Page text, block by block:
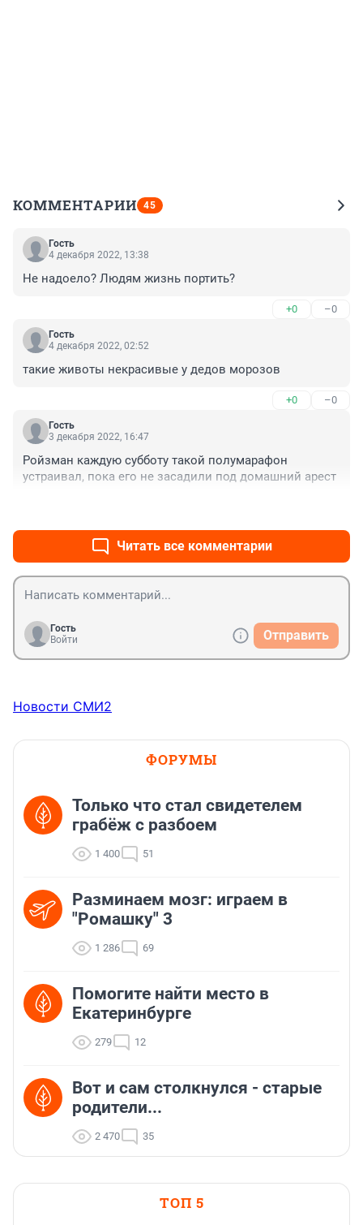
КОММЕНТАРИИ 45
Гость
4 декабря 2022, 13:38
Не надоело? Людям жизнь портить?
+0 –0
Гость
4 декабря 2022, 02:52
такие животы некрасивые у дедов морозов
+0 –0
Гость
3 декабря 2022, 16:47
Ройзман каждую субботу такой полумарафон
устраивал, пока его не засадили под домашний арест
Читать все комментарии
Гость
Войти
Отправить
Новости СМИ2
ФОРУМЫ
Только что стал свидетелем
грабёж с разбоем
1 400 51
Разминаем мозг: играем в
"Ромашку" 3
1 286 69
Помогите найти место в
Екатеринбурге
279 12
Вот и сам столкнулся - старые
родители...
2 470 35
ТОП 5